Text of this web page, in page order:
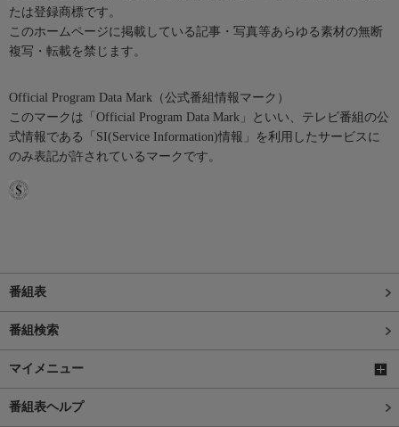
たは登録商標です。
このホームページに掲載している記事・写真等あらゆる素材の無断
複写・転載を禁じます。
Official Program Data Mark（公式番組情報マーク）
このマークは「Official Program Data Mark」といい、テレビ番組の公
式情報である「SI(Service Information)情報」を利用したサービスに
のみ表記が許されているマークです。
番組表
番組検索
マイメニュー
番組表ヘルプ